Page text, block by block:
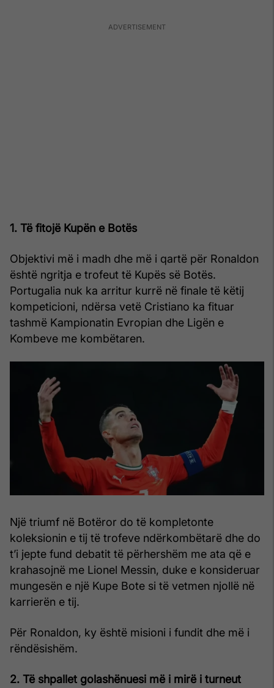
1. Të fitojë Kupën e Botës
Objektivi më i madh dhe më i qartë për Ronaldon
është ngritja e trofeut të Kupës së Botës.
Portugalia nuk ka arritur kurrë në finale të këtij
kompeticioni, ndërsa vetë Cristiano ka fituar
tashmë Kampionatin Evropian dhe Ligën e
Kombeve me kombëtaren.
Një triumf në Botëror do të kompletonte
koleksionin e tij të trofeve ndërkombëtarë dhe do
t’i jepte fund debatit të përhershëm me ata që e
krahasojnë me Lionel Messin, duke e konsideruar
mungesën e një Kupe Bote si të vetmen njollë në
karrierën e tij.
Për Ronaldon, ky është misioni i fundit dhe më i
rëndësishëm.
2. Të shpallet golashënuesi më i mirë i turneut